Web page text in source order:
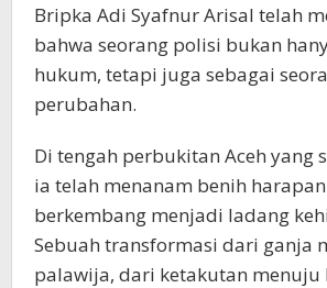
Bripka Adi Syafnur Arisal telah
bahwa seorang polisi bukan
hukum, tetapi juga sebagai
perubahan.
Di tengah perbukitan Aceh yang
ia telah menanam benih
berkembang menjadi ladang
Sebuah transformasi dari ganja
palawija, dari ketakutan menuju